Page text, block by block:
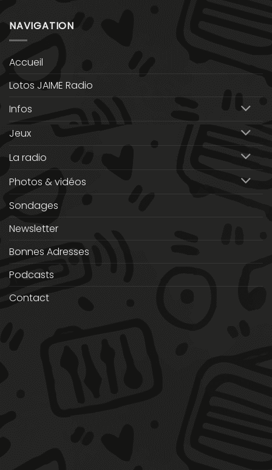
NAVIGATION
Accueil
Lotos JAIME Radio
Infos
Jeux
La radio
Photos & vidéos
Sondages
Newsletter
Bonnes Adresses
Podcasts
Contact